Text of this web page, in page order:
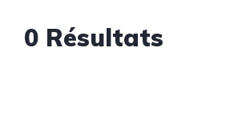
0 Résultats